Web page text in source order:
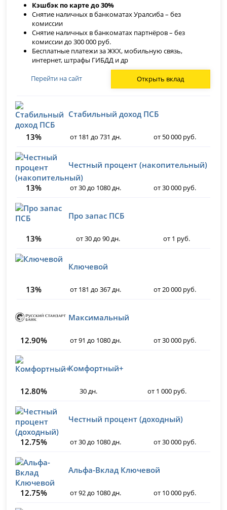
Кэшбэк по карте до 30%
Снятие наличных в банкоматах Уралсиба – без
комиссии
Снятие наличных в банкоматах партнёров – без
комиссии до 300 000 руб.
Бесплатные платежи за ЖКХ, мобильную связь,
интернет, штрафы ГИБДД и др
Перейти на сайт
Открыть вклад
Стабильный доход ПСБ
13% от 181 до 731 дн. от 50 000 руб.
Честный процент (накопительный)
13% от 30 до 1080 дн. от 30 000 руб.
Про запас ПСБ
13% от 30 до 90 дн. от 1 руб.
Ключевой
13% от 181 до 367 дн. от 20 000 руб.
Максимальный
12.90% от 91 до 1080 дн. от 30 000 руб.
Комфортный+
12.80% 30 дн. от 1 000 руб.
Честный процент (доходный)
12.75% от 30 до 1080 дн. от 30 000 руб.
Альфа-Вклад Ключевой
12.75% от 92 до 1080 дн. от 10 000 руб.